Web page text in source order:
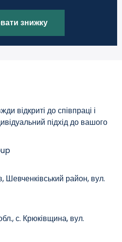
знижку
відкриті до співпраці і
підхід до вашого
Шевченківський район, вул.
с. Крюківщина, вул.